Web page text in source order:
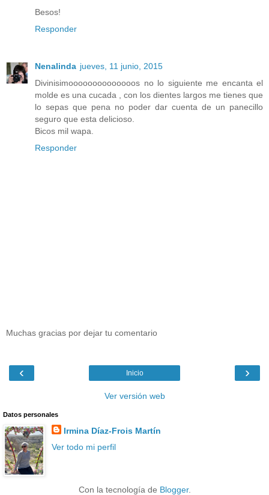
Besos!
Responder
Nenalinda jueves, 11 junio, 2015
Divinisimoooooooooooooos no lo siguiente me encanta el
molde es una cucada , con los dientes largos me tienes que
lo sepas que pena no poder dar cuenta de un panecillo
seguro que esta delicioso.
Bicos mil wapa.
Responder
Muchas gracias por dejar tu comentario
‹ ›
Inicio
Ver versión web
Datos personales
Irmina Díaz-Frois Martín
Ver todo mi perfil
Con la tecnología de Blogger.